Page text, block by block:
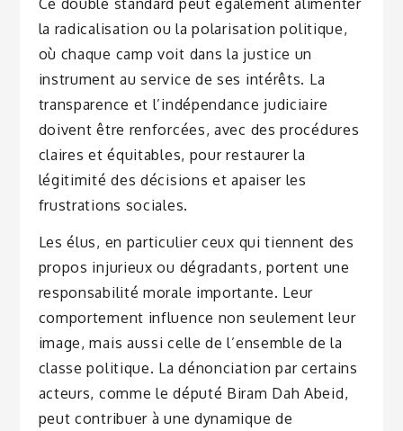
la radicalisation ou la polarisation politique,
où chaque camp voit dans la justice un
instrument au service de ses intérêts. La
transparence et l’indépendance judiciaire
doivent être renforcées, avec des procédures
claires et équitables, pour restaurer la
légitimité des décisions et apaiser les
frustrations sociales.
Les élus, en particulier ceux qui tiennent des
propos injurieux ou dégradants, portent une
responsabilité morale importante. Leur
comportement influence non seulement leur
image, mais aussi celle de l’ensemble de la
classe politique. La dénonciation par certains
acteurs, comme le député Biram Dah Abeid,
peut contribuer à une dynamique de